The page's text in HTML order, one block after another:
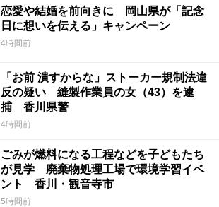
恋愛や結婚を前向きに 岡山県が「記念
日に想いを伝える」キャンペーン
4時間前
「お前 潰すからな」ストーカー規制法違
反の疑い 縫製作業員の女（43）を逮
捕 香川県警
4時間前
ごみが燃料になる工程などを子どもたち
が見学 廃棄物処理工場で環境学習イベ
ント 香川・観音寺市
5時間前